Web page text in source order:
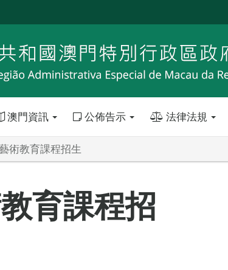
澳門資訊 公佈告示 法律法規
術教育課程招生
育課程招